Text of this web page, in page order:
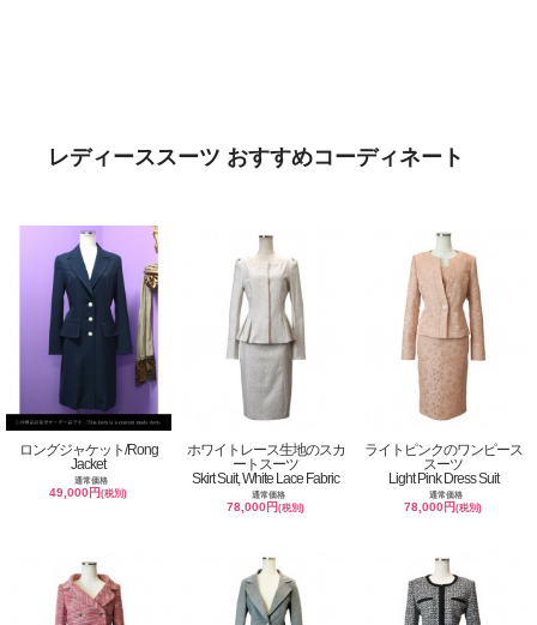
レディーススーツ おすすめコーディネート
ロングジャケット/Rong
Jacket
通常価格
49,000円(税別)
ホワイトレース生地のスカ
ートスーツ
Skirt Suit, White Lace Fabric
通常価格
78,000円(税別)
ライトピンクのワンピース
スーツ
Light Pink Dress Suit
通常価格
78,000円(税別)